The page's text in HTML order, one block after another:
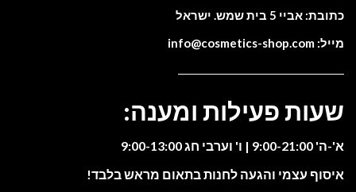
כתובת: אביי 5 בית שמש. ישראל
מייל: info@cosmetics-shop.com
שעות פעילות ומענה:
א'-ה' 9:00-21:00 | ו' וערבי חג 9:00-13:00
איסוף עצמי והגעה לחנות בתאום מראש בלבד!